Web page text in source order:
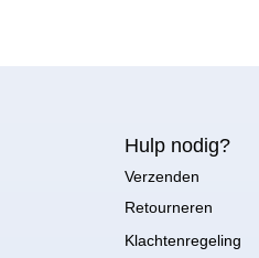
Hulp nodig?
Verzenden
Retourneren
Klachtenregeling